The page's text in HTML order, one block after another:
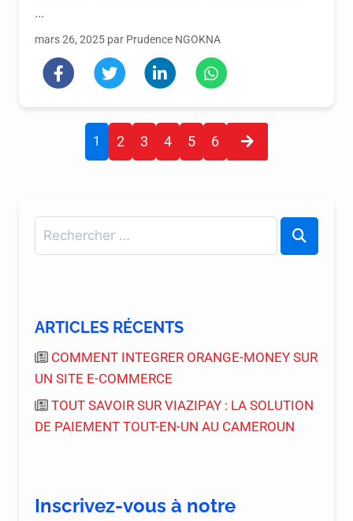
...
mars 26, 2025 par Prudence NGOKNA
1 2 3 4 5 6
ARTICLES RÉCENTS
COMMENT INTEGRER ORANGE-MONEY SUR
UN SITE E-COMMERCE
TOUT SAVOIR SUR VIAZIPAY : LA SOLUTION
DE PAIEMENT TOUT-EN-UN AU CAMEROUN
Inscrivez-vous à notre